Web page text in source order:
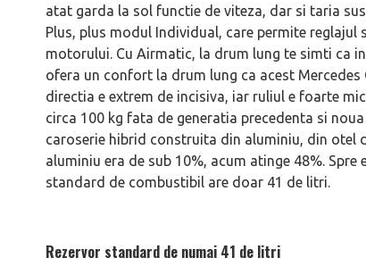
atat garda la sol functie de viteza, dar si taria
Plus, plus modul Individual, care permite
motorului. Cu Airmatic, la drum lung te simti ca
ofera un confort la drum lung ca acest Mercedes
directia e extrem de incisiva, iar ruliul e foarte
circa 100 kg fata de generatia precedenta si
caroserie hibrid construita din aluminiu, din otel
aluminiu era de sub 10%, acum atinge 48%.
standard de combustibil are doar 41 de litri.
Rezervor standard de numai 41 de litri